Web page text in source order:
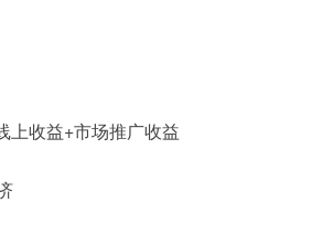
上收益+市场推广收益